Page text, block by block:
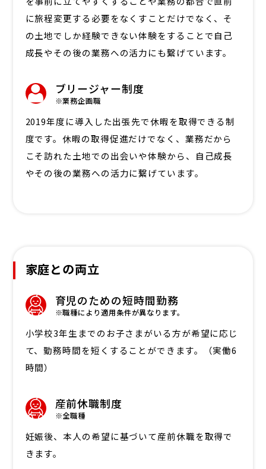
に旅程変更する必要をなくすことだけでなく、そ
の土地でしか経験できない体験をすることで自己
成長やその後の業務への活力にも繋げています。
ブリージャー制度
※業務企画職
2019年度に導入した出張先で休暇を取得できる制
度です。休暇の取得促進だけでなく、業務だから
こそ訪れた土地での出会いや体験から、自己成長
やその後の業務への活力に繋げています。
家庭との両立
育児のための短時間勤務
※職種により適用条件が異なります。
小学校3年生までのお子さまがいる方が希望に応じ
て、勤務時間を短くすることができます。（実働6
時間）
産前休職制度
※全職種
妊娠後、本人の希望に基づいて産前休職を取得で
きます。